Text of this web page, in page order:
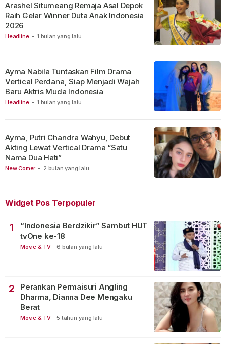
Headline - 1 bulan yang lalu
Arashel Situmeang Remaja Asal Depok
Raih Gelar Winner Duta Anak Indonesia
2026
Headline - 1 bulan yang lalu
Ayma Nabila Tuntaskan Film Drama
Vertical Perdana, Siap Menjadi Wajah
Baru Aktris Muda Indonesia
New Comer - 2 bulan yang lalu
Ayma, Putri Chandra Wahyu, Debut
Akting Lewat Vertical Drama “Satu
Nama Dua Hati”
Widget Pos Terpopuler
1
“Indonesia Berdzikir” Sambut HUT
tvOne ke-18
Movie & TV - 6 bulan yang lalu
2
Perankan Permaisuri Angling
Dharma, Dianna Dee Mengaku
Berat
Movie & TV - 5 tahun yang lalu